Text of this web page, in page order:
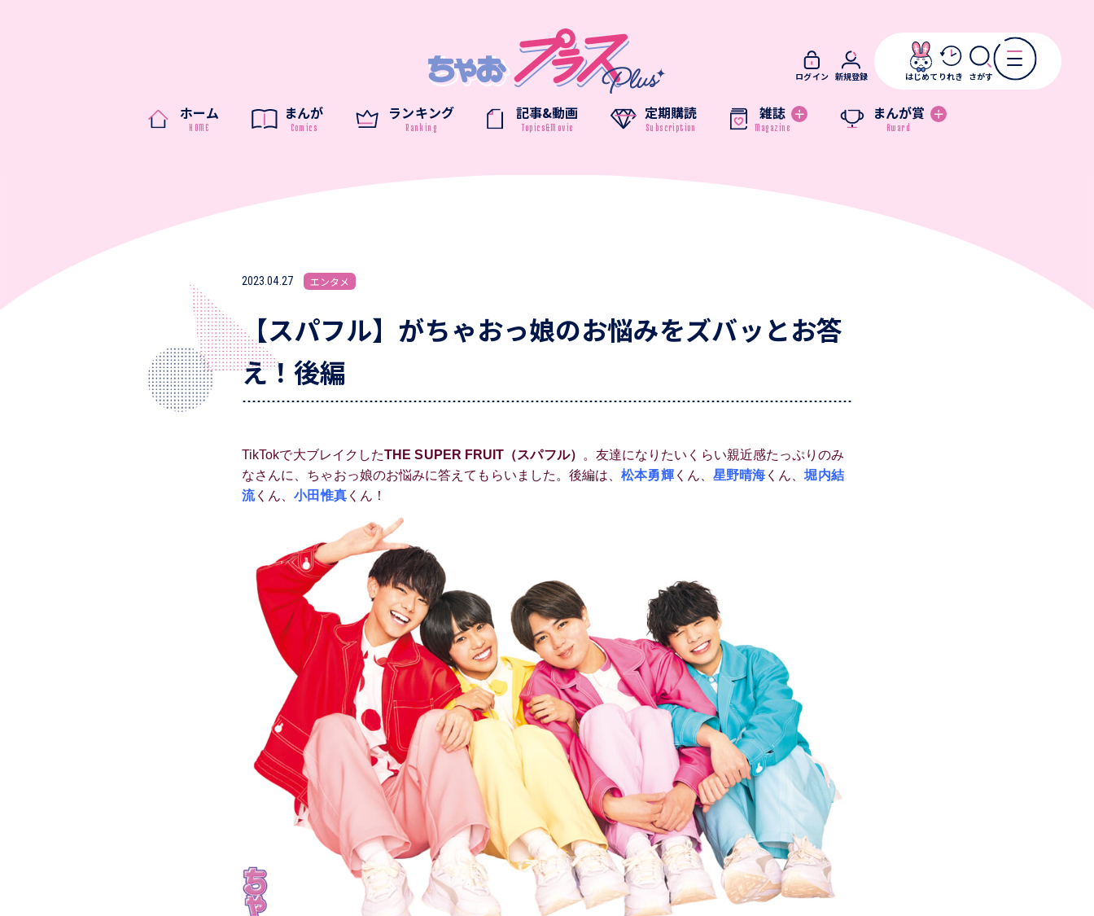
ホーム まんが ランキング 記事&動画 定期購読 雑誌 まんが賞
ログイン 新規登録 はじめて りれき さがす
2023.04.27 エンタメ
【スパフル】がちゃおっ娘のお悩みをズバッとお答
え！後編
TikTokで大ブレイクしたTHE SUPER FRUIT（スパフル）
。友達になりたいくらい親近感たっぷりのみ
なさんに、ちゃおっ娘のお悩みに答えてもらいました。後編は、松本勇輝くん、 星野晴海 くん、堀内結
流くん、小田惟真くん！